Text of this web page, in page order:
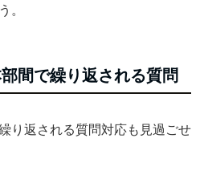
。
間で繰り返される質問
り返される質問対応も見過ごせ